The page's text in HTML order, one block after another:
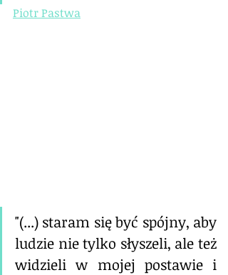
Piotr Pastwa
"(...) staram się być spójny, aby
ludzie nie tylko słyszeli, ale też
widzieli w mojej postawie i